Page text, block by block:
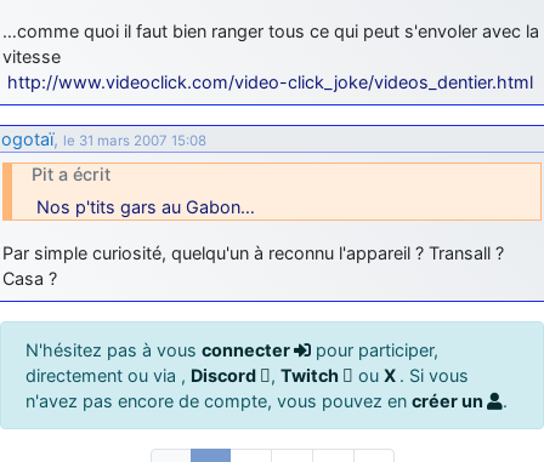
…comme quoi il faut bien ranger tous ce qui peut s'envoler avec la
vitesse
http://www.videoclick.com/video-click_joke/videos_dentier.html
ogotaï, le 31 mars 2007 15:08
Pit a écrit
Nos p'tits gars au Gabon…
Par simple curiosité, quelqu'un à reconnu l'appareil ? Transall ?
Casa ?
N'hésitez pas à vous connecter
pour participer,
directement ou via , Discord , Twitch ou X . Si vous
n'avez pas encore de compte, vous pouvez en créer un .